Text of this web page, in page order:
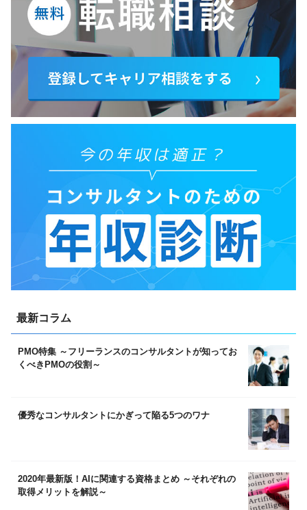
最新コラム
PMO特集 ～フリーランスのコンサルタントが知ってお
くべきPMOの役割～
優秀なコンサルタントにかぎって陥る5つのワナ
2020年最新版！AIに関連する資格まとめ ～それぞれの
取得メリットを解説～